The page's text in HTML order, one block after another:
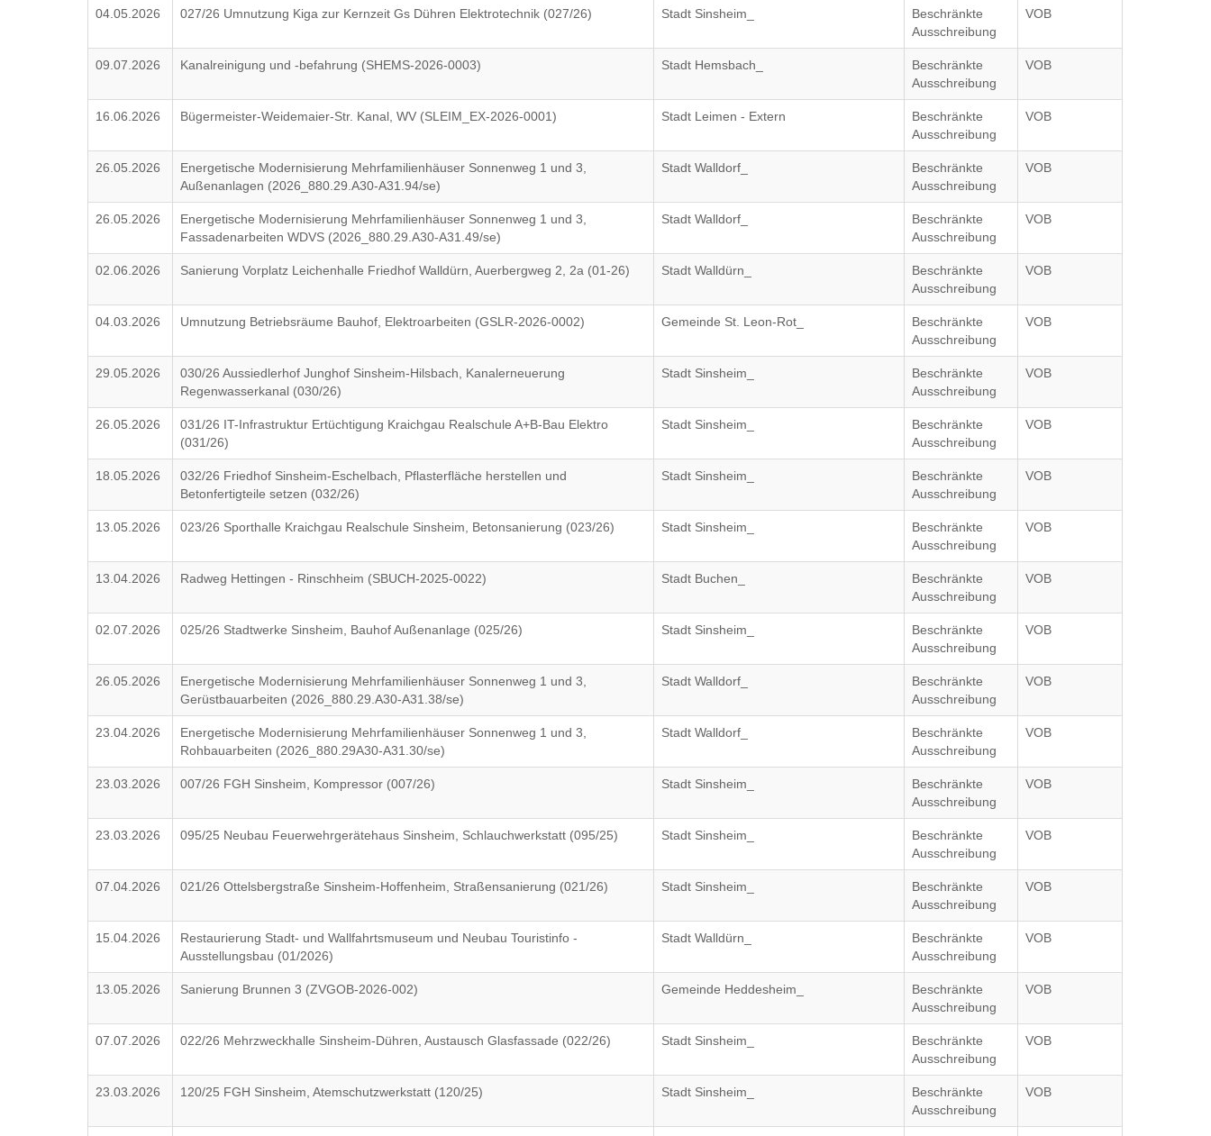
04.05.2026 027/26 Umnutzung Kiga zur Kernzeit Gs Dühren Elektrotechnik (027/26) Stadt Sinsheim_
Beschränkte
Ausschreibung
VOB
09.07.2026 Kanalreinigung und -befahrung (SHEMS-2026-0003) Stadt Hemsbach_
Beschränkte
Ausschreibung
VOB
16.06.2026 Bügermeister-Weidemaier-Str. Kanal, WV (SLEIM_EX-2026-0001) Stadt Leimen - Extern
Beschränkte
Ausschreibung
VOB
26.05.2026
Energetische Modernisierung Mehrfamilienhäuser Sonnenweg 1 und 3,
Außenanlagen (2026_880.29.A30-A31.94/se)
Stadt Walldorf_
Beschränkte
Ausschreibung
VOB
26.05.2026
Energetische Modernisierung Mehrfamilienhäuser Sonnenweg 1 und 3,
Fassadenarbeiten WDVS (2026_880.29.A30-A31.49/se)
Stadt Walldorf_
Beschränkte
Ausschreibung
VOB
02.06.2026 Sanierung Vorplatz Leichenhalle Friedhof Walldürn, Auerbergweg 2, 2a (01-26) Stadt Walldürn_
Beschränkte
Ausschreibung
VOB
04.03.2026 Umnutzung Betriebsräume Bauhof, Elektroarbeiten (GSLR-2026-0002) Gemeinde St. Leon-Rot_
Beschränkte
Ausschreibung
VOB
29.05.2026
030/26 Aussiedlerhof Junghof Sinsheim-Hilsbach, Kanalerneuerung
Regenwasserkanal (030/26)
Stadt Sinsheim_
Beschränkte
Ausschreibung
VOB
26.05.2026
031/26 IT-Infrastruktur Ertüchtigung Kraichgau Realschule A+B-Bau Elektro
(031/26)
Stadt Sinsheim_
Beschränkte
Ausschreibung
VOB
18.05.2026
032/26 Friedhof Sinsheim-Eschelbach, Pflasterfläche herstellen und
Betonfertigteile setzen (032/26)
Stadt Sinsheim_
Beschränkte
Ausschreibung
VOB
13.05.2026 023/26 Sporthalle Kraichgau Realschule Sinsheim, Betonsanierung (023/26) Stadt Sinsheim_
Beschränkte
Ausschreibung
VOB
13.04.2026 Radweg Hettingen - Rinschheim (SBUCH-2025-0022) Stadt Buchen_
Beschränkte
Ausschreibung
VOB
02.07.2026 025/26 Stadtwerke Sinsheim, Bauhof Außenanlage (025/26) Stadt Sinsheim_
Beschränkte
Ausschreibung
VOB
26.05.2026
Energetische Modernisierung Mehrfamilienhäuser Sonnenweg 1 und 3,
Gerüstbauarbeiten (2026_880.29.A30-A31.38/se)
Stadt Walldorf_
Beschränkte
Ausschreibung
VOB
23.04.2026
Energetische Modernisierung Mehrfamilienhäuser Sonnenweg 1 und 3,
Rohbauarbeiten (2026_880.29A30-A31.30/se)
Stadt Walldorf_
Beschränkte
Ausschreibung
VOB
23.03.2026 007/26 FGH Sinsheim, Kompressor (007/26) Stadt Sinsheim_
Beschränkte
Ausschreibung
VOB
23.03.2026 095/25 Neubau Feuerwehrgerätehaus Sinsheim, Schlauchwerkstatt (095/25) Stadt Sinsheim_
Beschränkte
Ausschreibung
VOB
07.04.2026 021/26 Ottelsbergstraße Sinsheim-Hoffenheim, Straßensanierung (021/26) Stadt Sinsheim_
Beschränkte
Ausschreibung
VOB
15.04.2026
Restaurierung Stadt- und Wallfahrtsmuseum und Neubau Touristinfo -
Ausstellungsbau (01/2026)
Stadt Walldürn_
Beschränkte
Ausschreibung
VOB
13.05.2026 Sanierung Brunnen 3 (ZVGOB-2026-002) Gemeinde Heddesheim_
Beschränkte
Ausschreibung
VOB
07.07.2026 022/26 Mehrzweckhalle Sinsheim-Dühren, Austausch Glasfassade (022/26) Stadt Sinsheim_
Beschränkte
Ausschreibung
VOB
23.03.2026 120/25 FGH Sinsheim, Atemschutzwerkstatt (120/25) Stadt Sinsheim_
Beschränkte
Ausschreibung
VOB